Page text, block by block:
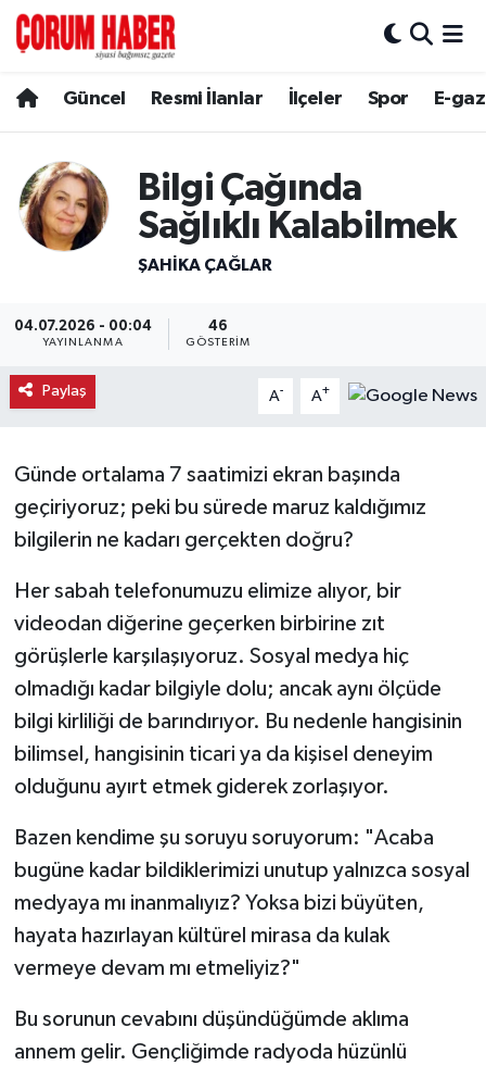
Güncel Resmi İlanlar İlçeler Spor E-
Bilgi Çağında
Sağlıklı Kalabilmek
ŞAHIKA ÇAĞLAR
04.07.2026 - 00:04
YAYINLANMA
46
GÖSTERIM
Paylaş A- A+
Günde ortalama 7 saatimizi ekran başında
geçiriyoruz; peki bu sürede maruz kaldığımız
bilgilerin ne kadarı gerçekten doğru?
Her sabah telefonumuzu elimize alıyor, bir
videodan diğerine geçerken birbirine zıt
görüşlerle karşılaşıyoruz. Sosyal medya hiç
olmadığı kadar bilgiyle dolu; ancak aynı ölçüde
bilgi kirliliği de barındırıyor. Bu nedenle hangisinin
bilimsel, hangisinin ticari ya da kişisel deneyim
olduğunu ayırt etmek giderek zorlaşıyor.
Bazen kendime şu soruyu soruyorum: "Acaba
bugüne kadar bildiklerimizi unutup yalnızca sosyal
medyaya mı inanmalıyız? Yoksa bizi büyüten,
hayata hazırlayan kültürel mirasa da kulak
vermeye devam mı etmeliyiz?"
Bu sorunun cevabını düşündüğümde aklıma
annem gelir. Gençliğimde radyoda hüzünlü
Spor
Resmi İlanlar
Alaca
Dodurga
İskilip
Laçin
Mecitözü
Oğuzlar
Ortaköy
Osmancık
Sungurlu
Uğurludağ
Sağlık
Hava Durumu
Çorum Namaz Vakitleri
Trafik Durumu
Son Dakika Haberleri
Haber Arşivi